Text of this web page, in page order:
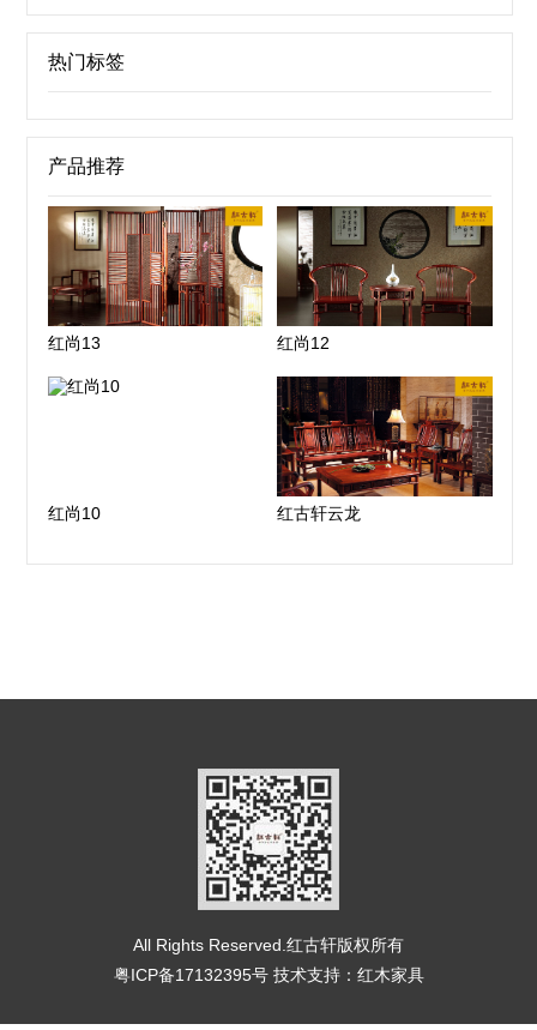
热门标签
产品推荐
红尚13 红尚12
红尚10 红古轩云龙
All Rights Reserved.红古轩版权所有
粤ICP备17132395号技术支持： 红木家具